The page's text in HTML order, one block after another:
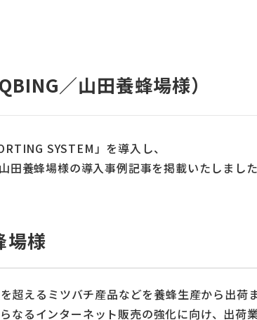
／山田養蜂場様）
SYSTEM」を導入し、
養蜂場様の導入事例記事を掲載いたしました
場様
超えるミツバチ産品などを養蜂生産から出荷
なるインターネット販売の強化に向け、出荷